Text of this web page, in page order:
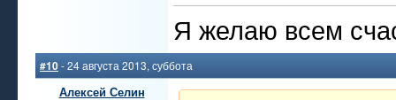
Я желаю всем
#10- 24 августа 2013, суббота
Алексей Селин